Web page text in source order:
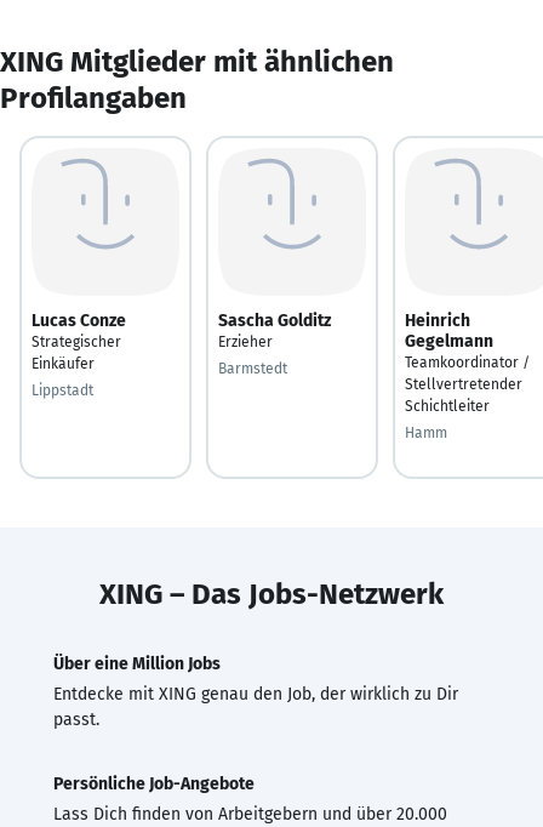
XING Mitglieder mit ähnlichen
Profilangaben
Lucas Conze
Strategischer
Einkäufer
Lippstadt
Sascha Golditz
Erzieher
Barmstedt
Heinrich
Gegelmann
Teamkoordinator /
Stellvertretender
Schichtleiter
Hamm
XING – Das Jobs-Netzwerk
Über eine Million Jobs
Entdecke mit XING genau den Job, der wirklich zu Dir
passt.
Persönliche Job-Angebote
Lass Dich finden von Arbeitgebern und über 20.000